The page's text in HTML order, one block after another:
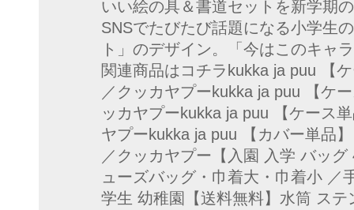
いい絵の具＆書道セットを新学期
SNSでたびたび話題になる小学生
ト」のデザイン。「今はこのキャ
関連商品はコチラkukka ja puu 【
／クッカヤプーkukka ja puu 【ケ
ッカヤプーkukka ja puu 【ケース
ヤプーkukka ja puu 【カバー単品
／クッカヤプー【入園 入学 バッ
ューズバッグ・巾着大・巾着小
学生 幼稚園【送料無料】水筒 ス